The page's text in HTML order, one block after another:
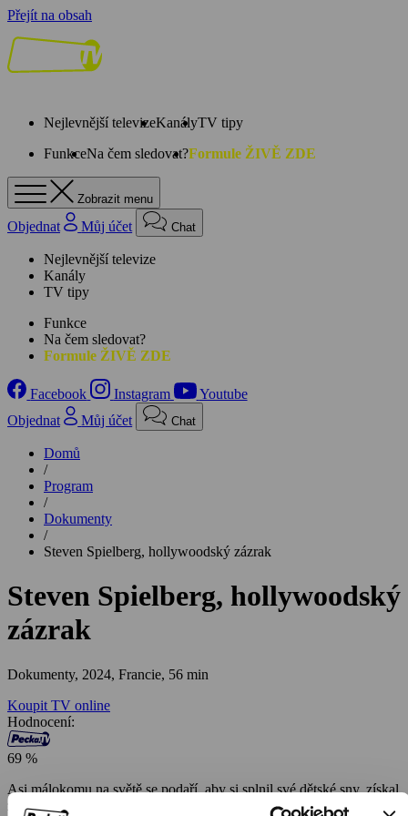
Přejít na obsah
Nejlevnější televizeKanályTV tipy
FunkceNa čem sledovat?Formule ŽIVĚ ZDE
Zobrazit menu
Objednat Můj účet Chat
Nejlevnější televize
Kanály
TV tipy
Funkce
Na čem sledovat?
Formule ŽIVĚ ZDE
Facebook Instagram
Youtube
Objednat
Můj účet Chat
Domů
/
Program
/
Dokumenty
/
Steven Spielberg, hollywoodský zázrak
Steven Spielberg, hollywoodský
zázrak
Dokumenty, 2024, Francie, 56 min
Koupit TV online
Hodnocení:
69 %
Asi málokomu na světě se podaří, aby si splnil své dětské sny, získal
za to pohádkové jmění a ohromující slávu. Stevenu Spielbergovi se